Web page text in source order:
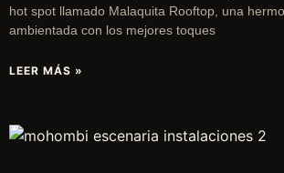
hot spot llamado Malaquita Rooftop, una
ambientada con los mejores toques
LEER MÁS »